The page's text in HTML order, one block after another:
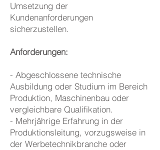
Umsetzung der
Kundenanforderungen
sicherzustellen.
Anforderungen:
- Abgeschlossene technische
Ausbildung oder Studium im Bereich
Produktion, Maschinenbau oder
vergleichbare Qualifikation.
- Mehrjährige Erfahrung in der
Produktionsleitung, vorzugsweise in
der Werbetechnikbranche oder